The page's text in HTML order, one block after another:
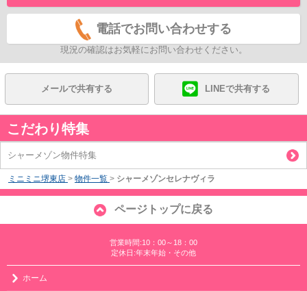
電話でお問い合わせする
現況の確認はお気軽にお問い合わせください。
メールで共有する LINEで共有する
こだわり特集
シャーメゾン物件特集
ミニミニ堺東店 > 物件一覧 > シャーメゾンセレナヴィラ
ページトップに戻る
営業時間:10：00～18：00
定休日:年末年始・その他
ホーム